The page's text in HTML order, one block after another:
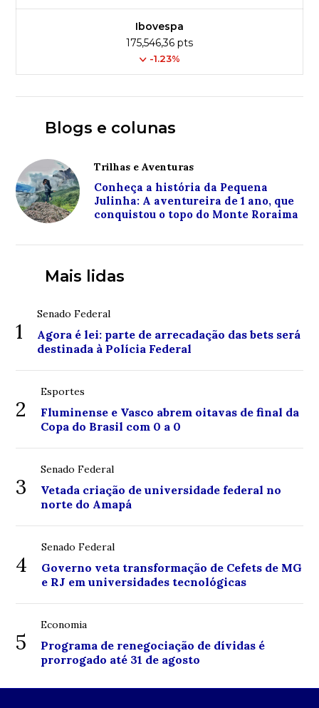
Ibovespa
175,546,36 pts
-1.23%
Blogs e colunas
Trilhas e Aventuras
Conheça a história da Pequena
Julinha: A aventureira de 1 ano, que
conquistou o topo do Monte Roraima
Mais lidas
1
Senado Federal
Agora é lei: parte de arrecadação das bets será
destinada à Polícia Federal
2
Esportes
Fluminense e Vasco abrem oitavas de final da
Copa do Brasil com 0 a 0
3
Senado Federal
Vetada criação de universidade federal no
norte do Amapá
4
Senado Federal
Governo veta transformação de Cefets de MG
e RJ em universidades tecnológicas
5
Economia
Programa de renegociação de dívidas é
prorrogado até 31 de agosto